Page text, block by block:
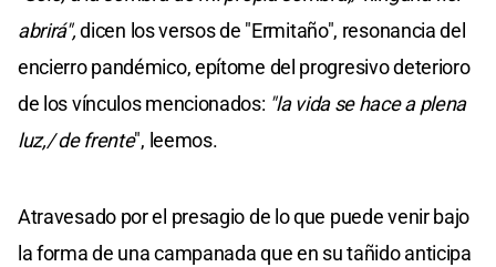
abrirá",dicen los versos de "Ermitaño", resonancia del
encierro pandémico, epítome del progresivo deterioro
de los vínculos mencionados: "la vida se hace a plena
luz,/ de frente", leemos.
Atravesado por el presagio de lo que puede venir bajo
la forma de una campanada que en su tañido anticipa